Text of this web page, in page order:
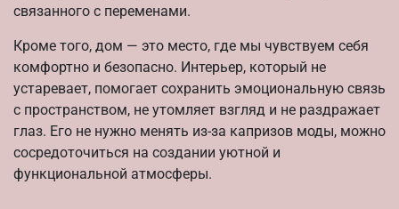
связанного с переменами.
Кроме того, дом — это место, где мы чувствуем себя
комфортно и безопасно. Интерьер, который не
устаревает, помогает сохранить эмоциональную связь
с пространством, не утомляет взгляд и не раздражает
глаз. Его не нужно менять из-за капризов моды, можно
сосредоточиться на создании уютной и
функциональной атмосферы.